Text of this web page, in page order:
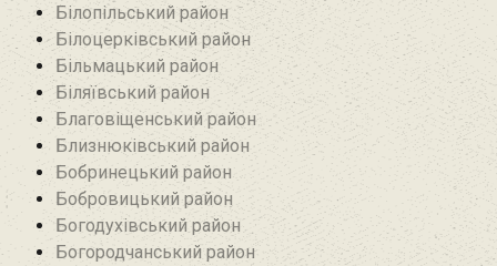
Білопільський район
Білоцерківський район
Більмацький район
Біляївський район‎
Благовіщенський район
Близнюківський район
Бобринецький район
Бобровицький район
Богодухівський район
Богородчанський район